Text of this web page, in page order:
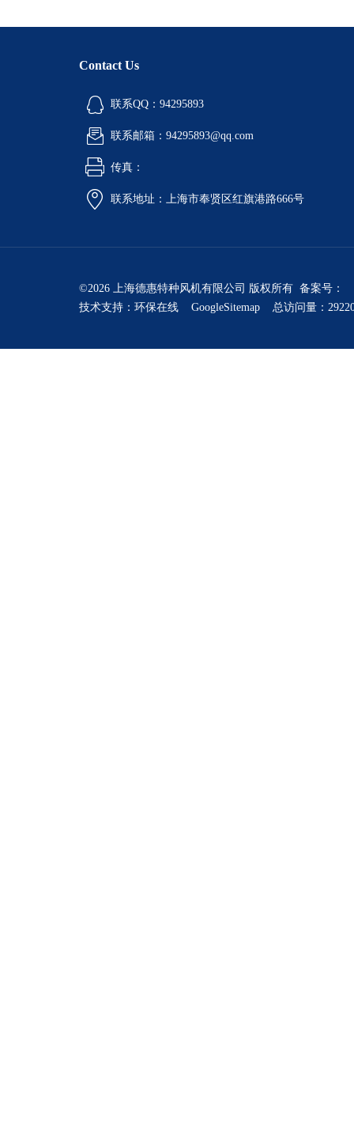
Contact Us
联系QQ：94295893
联系邮箱：94295893@qq.com
传真：
联系地址：上海市奉贤区红旗港路666号
©2026 上海德惠特种风机有限公司 版权所有 备案号：
技术支持： 环保在线 GoogleSitemap 总访问量：